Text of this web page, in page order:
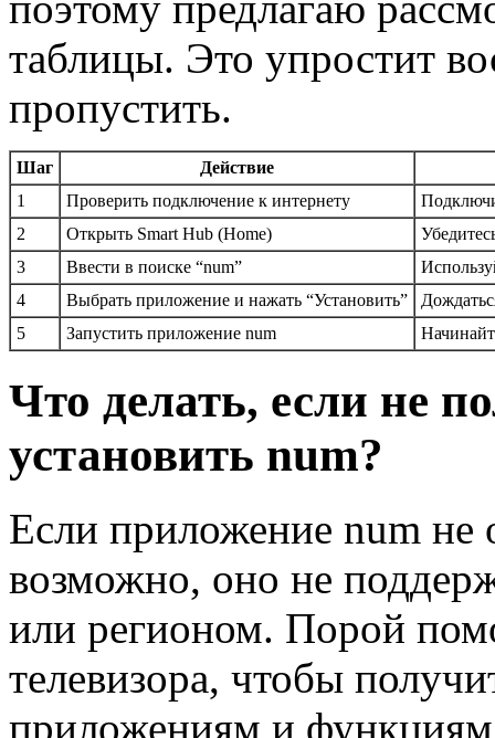
таблицы. Это упростит
пропустить.
Шаг
Действие
1
Проверить подключение к интернету
2
Открыть Smart Hub (Home)
3
Ввести в поиске “num”
4
Выбрать приложение и нажать “Установить”
5
Запустить приложение num
Что делать, если не
установить num?
Если приложение num не
возможно, оно не
или регионом. Порой
телевизора, чтобы
приложениям и